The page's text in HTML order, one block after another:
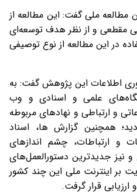
ملی گفت: این مطالعه از
مقطعی و از نظر هدف توسعه‌ای
در این مطالعه از نوع توصیفی
اطلاعات این پژوهش گفت: به
علمی و اسنادی و وب
و ارتباطی و نهادهای مربوطه
همچنین گزارش ها، اسناد
و ارتباطات، چشم اندازهای
نیز جدیدترین دستورالعمل‌های
بر اینترنت ملی این چند کشور
قرار گرفت.